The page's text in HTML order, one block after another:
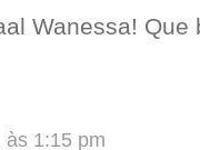
Wanessa! Que
às 1:15 pm